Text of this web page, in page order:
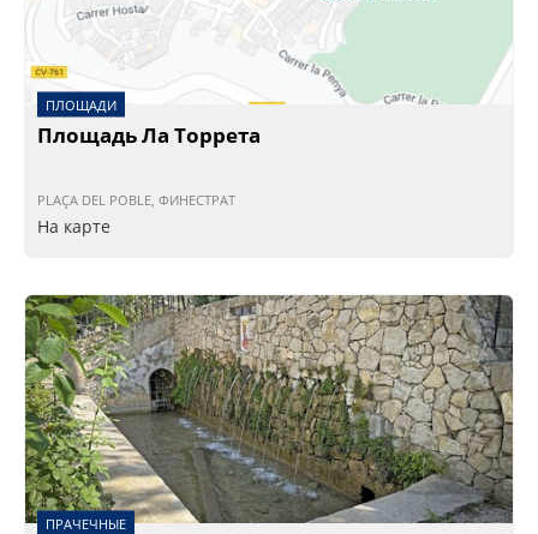
ПЛОЩАДИ
Площадь Ла Торрета
PLAÇA DEL POBLE, ФИНЕСТРАТ
На карте
ПРАЧЕЧНЫЕ